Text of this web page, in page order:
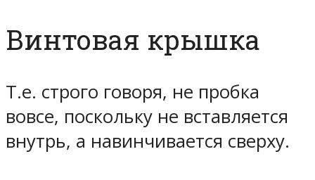
Винтовая крышка
Т.е. строго говоря, не пробка
вовсе, поскольку не вставляется
внутрь, а навинчивается сверху.